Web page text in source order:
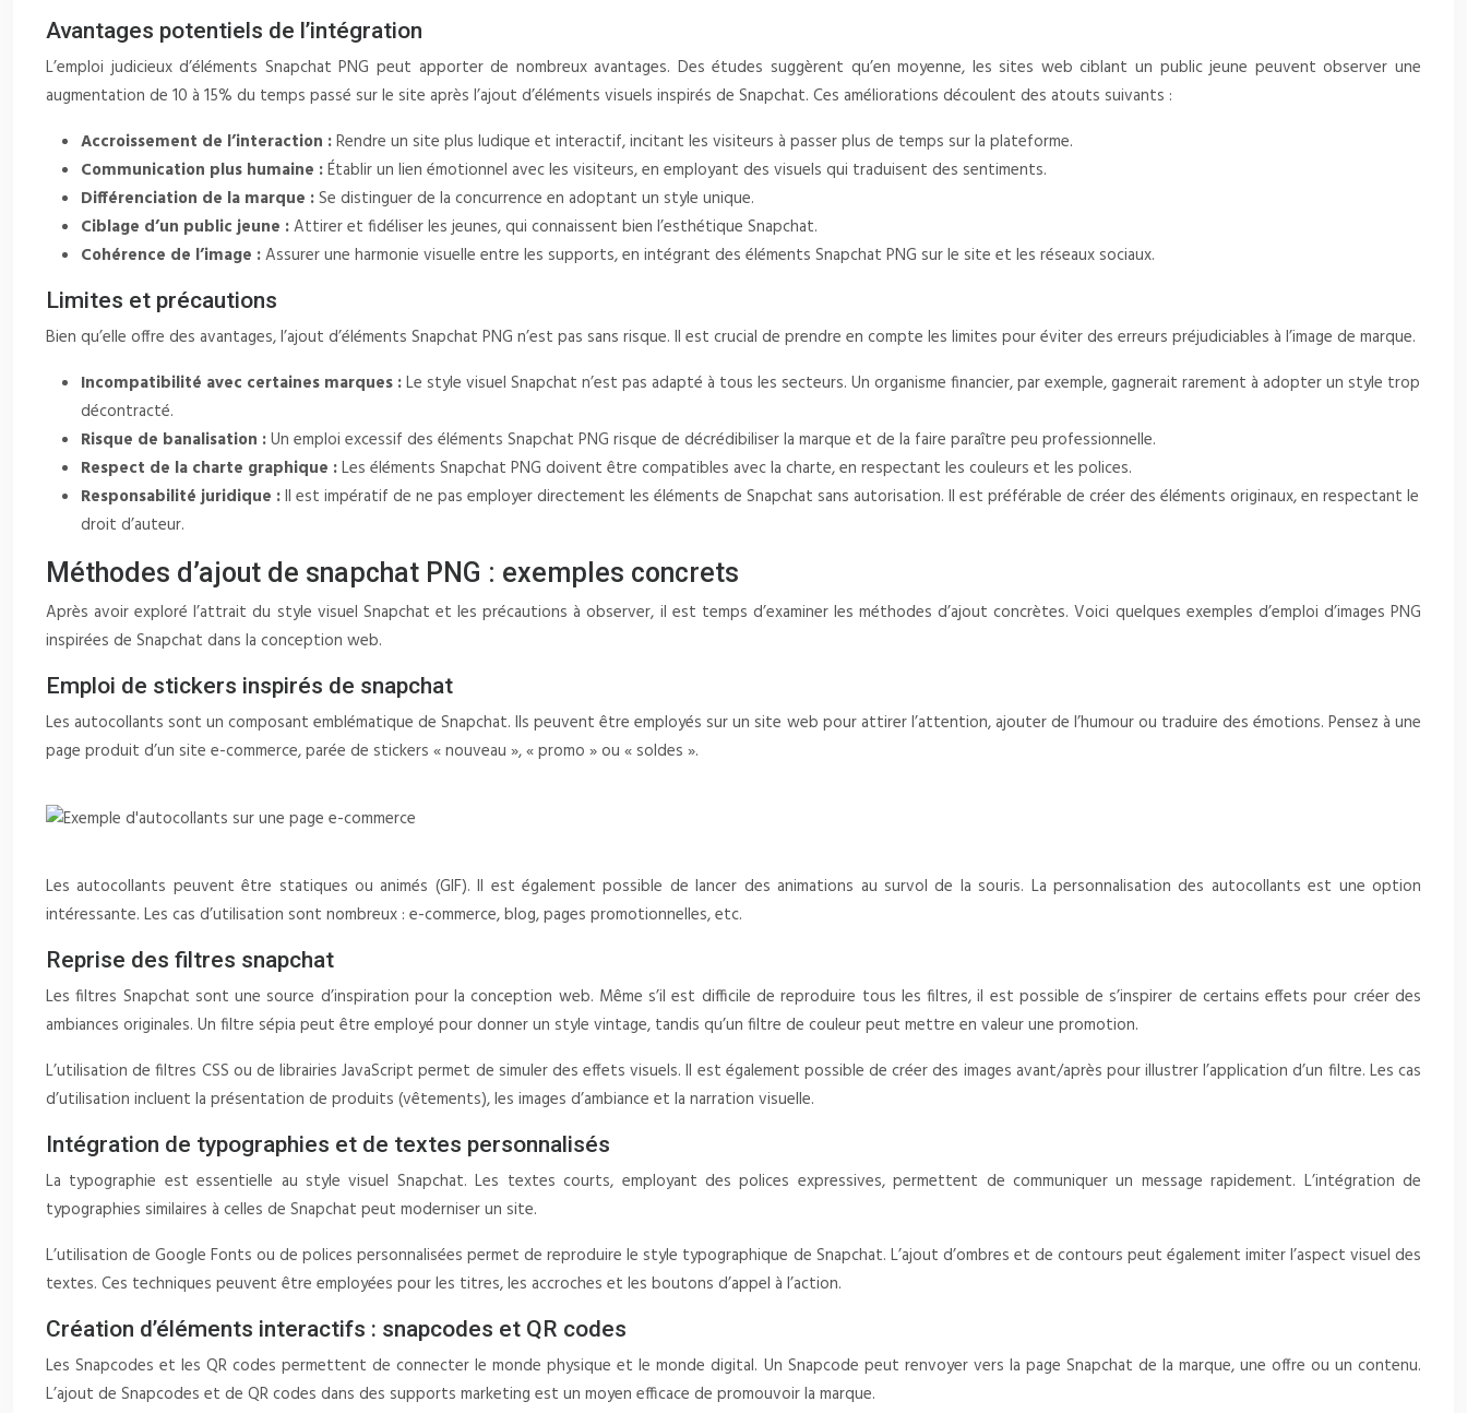
Avantages potentiels de l’intégration
L’emploi judicieux d’éléments Snapchat PNG peut apporter de nombreux avantages. Des études suggèrent qu’en moyenne, les sites web ciblant un public jeune peuvent observer une
augmentation de 10 à 15% du temps passé sur le site après l’ajout d’éléments visuels inspirés de Snapchat. Ces améliorations découlent des atouts suivants :
Accroissement de l’interaction :Rendre un site plus ludique et interactif, incitant les visiteurs à passer plus de temps sur la plateforme.
Communication plus humaine :Établir un lien émotionnel avec les visiteurs, en employant des visuels qui traduisent des sentiments.
Différenciation de la marque :Se distinguer de la concurrence en adoptant un style unique.
Ciblage d’un public jeune :Attirer et fidéliser les jeunes, qui connaissent bien l’esthétique Snapchat.
Cohérence de l’image :Assurer une harmonie visuelle entre les supports, en intégrant des éléments Snapchat PNG sur le site et les réseaux sociaux.
Limites et précautions
Bien qu’elle offre des avantages, l’ajout d’éléments Snapchat PNG n’est pas sans risque. Il est crucial de prendre en compte les limites pour éviter des erreurs préjudiciables à l’image de marque.
Incompatibilité avec certaines marques :Le style visuel Snapchat n’est pas adapté à tous les secteurs. Un organisme financier, par exemple, gagnerait rarement à adopter un style trop
décontracté.
Risque de banalisation :Un emploi excessif des éléments Snapchat PNG risque de décrédibiliser la marque et de la faire paraître peu professionnelle.
Respect de la charte graphique :Les éléments Snapchat PNG doivent être compatibles avec la charte, en respectant les couleurs et les polices.
Responsabilité juridique :Il est impératif de ne pas employer directement les éléments de Snapchat sans autorisation. Il est préférable de créer des éléments originaux, en respectant le
droit d’auteur.
Méthodes d’ajout de snapchat PNG : exemples concrets
Après avoir exploré l’attrait du style visuel Snapchat et les précautions à observer, il est temps d’examiner les méthodes d’ajout concrètes. Voici quelques exemples d’emploi d’images PNG
inspirées de Snapchat dans la conception web.
Emploi de stickers inspirés de snapchat
Les autocollants sont un composant emblématique de Snapchat. Ils peuvent être employés sur un site web pour attirer l’attention, ajouter de l’humour ou traduire des émotions. Pensez à une
page produit d’un site e-commerce, parée de stickers « nouveau », « promo » ou « soldes ».
Les autocollants peuvent être statiques ou animés (GIF). Il est également possible de lancer des animations au survol de la souris. La personnalisation des autocollants est une option
intéressante. Les cas d’utilisation sont nombreux : e-commerce, blog, pages promotionnelles, etc.
Reprise des filtres snapchat
Les filtres Snapchat sont une source d’inspiration pour la conception web. Même s’il est difficile de reproduire tous les filtres, il est possible de s’inspirer de certains effets pour créer des
ambiances originales. Un filtre sépia peut être employé pour donner un style vintage, tandis qu’un filtre de couleur peut mettre en valeur une promotion.
L’utilisation de filtres CSS ou de librairies JavaScript permet de simuler des effets visuels. Il est également possible de créer des images avant/après pour illustrer l’application d’un filtre. Les cas
d’utilisation incluent la présentation de produits (vêtements), les images d’ambiance et la narration visuelle.
Intégration de typographies et de textes personnalisés
La typographie est essentielle au style visuel Snapchat. Les textes courts, employant des polices expressives, permettent de communiquer un message rapidement. L’intégration de
typographies similaires à celles de Snapchat peut moderniser un site.
L’utilisation de Google Fonts ou de polices personnalisées permet de reproduire le style typographique de Snapchat. L’ajout d’ombres et de contours peut également imiter l’aspect visuel des
textes. Ces techniques peuvent être employées pour les titres, les accroches et les boutons d’appel à l’action.
Création d’éléments interactifs : snapcodes et QR codes
Les Snapcodes et les QR codes permettent de connecter le monde physique et le monde digital. Un Snapcode peut renvoyer vers la page Snapchat de la marque, une offre ou un contenu.
L’ajout de Snapcodes et de QR codes dans des supports marketing est un moyen efficace de promouvoir la marque.